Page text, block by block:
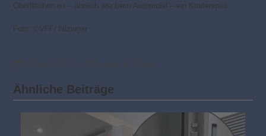
Oberflächen ist – ähnlich wie beim Automobil – ein Kinderspiel.
Foto: ©VFF/ hilzinger
Ähnliche Beiträge